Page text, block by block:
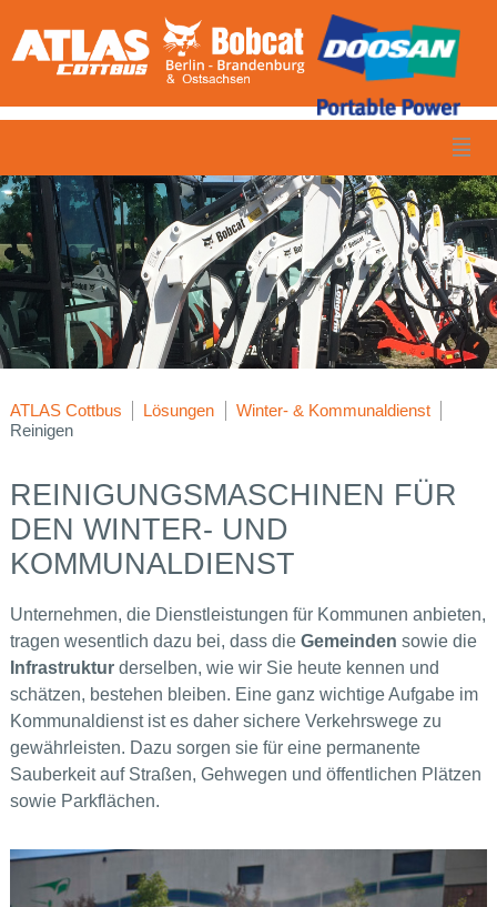
ATLAS Cottbus Lösungen
Winter- & Kommunaldienst
Reinigen
REINIGUNGSMASCHINEN FÜR
DEN WINTER- UND
KOMMUNALDIENST
Unternehmen, die Dienstleistungen für Kommunen anbieten,
tragen wesentlich dazu bei, dass die Gemeinden sowie die
Infrastrukturderselben, wie wir Sie heute kennen und
schätzen, bestehen bleiben. Eine ganz wichtige Aufgabe im
Kommunaldienst ist es daher sichere Verkehrswege zu
gewährleisten. Dazu sorgen sie für eine permanente
Sauberkeit auf Straßen, Gehwegen und öffentlichen Plätzen
sowie Parkflächen.